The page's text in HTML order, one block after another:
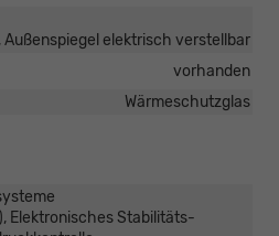
Außenspiegel elektrisch verstellbar
vorhanden
Wärmeschutzglas
Elektronisches Stabilitäts-